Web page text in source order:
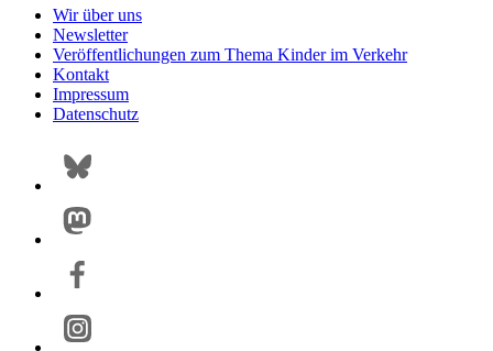
Wir über uns
Newsletter
Veröffentlichungen zum Thema Kinder im Verkehr
Kontakt
Impressum
Datenschutz